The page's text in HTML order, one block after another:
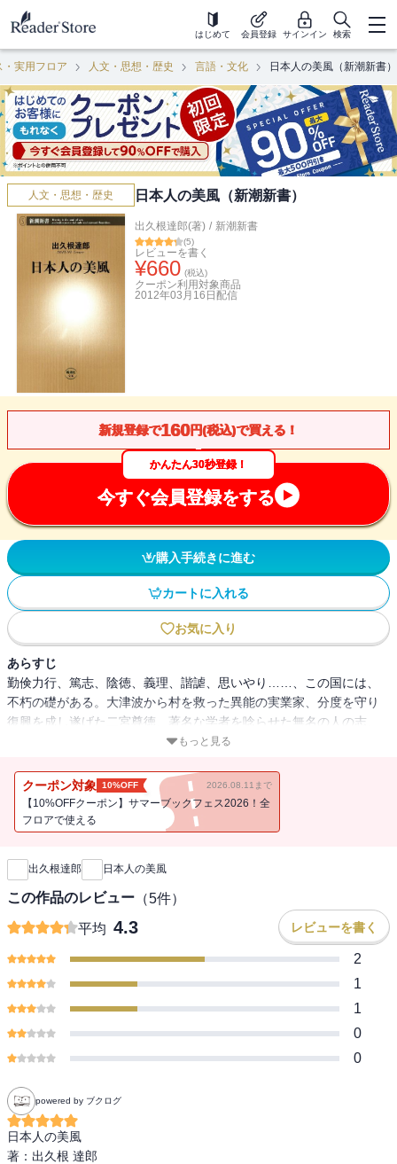
はじめて 会員登録 サインイン 検索
・実用フロア 人文・思想・歴史 言語・文化 日本人の美風（新潮新書）
人文・思想・歴史 日本人の美風（新潮新書）
出久根達郎(著) / 新潮新書
(5)
レビューを書く
¥660 (税込)
クーポン利用対象商品
2012年03月16日 配信
新規登録で160円(税込)で買える！
かんたん30秒登録！
今すぐ会員登録をする
購入手続きに進む
カートに入れる
お気に入り
あらすじ
勤倹力行、篤志、陰徳、義理、諧謔、思いやり……、この国には、
不朽の礎がある。大津波から村を救った異能の実業家、分度を守り
復興を成し遂げた二宮尊徳、著名な学者を唸らせた無名の人の志、
貧しくても守り通した義理から生まれる人の縁、災厄のときこそ人
を、歴史の襞の中から見つけ出す秘話七篇。
もっと見る
クーポン対象 10%OFF 2026.08.11まで
【10%OFFクーポン】サマーブックフェス2026！全
フロアで使える
新刊通知
出久根達郎 日本人の美風
この作品のレビュー （5件）
平均 4.3 レビューを書く
2
1
1
0
0
powered by ブクログ
日本人の美風
著：出久根 達郎